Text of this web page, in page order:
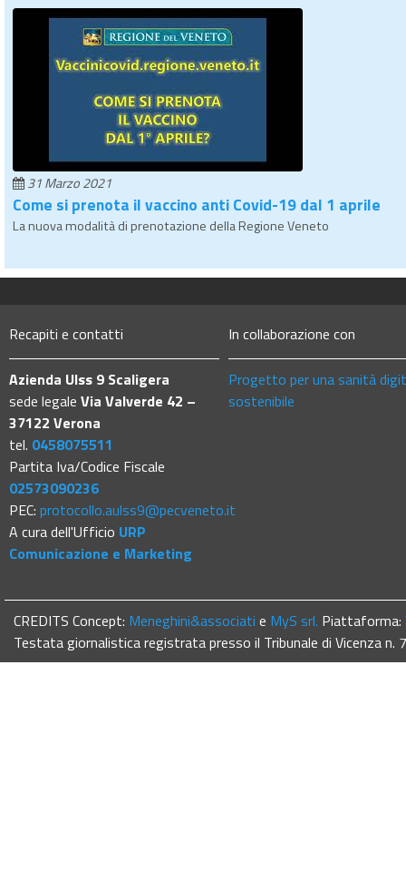
31 Marzo 2021
Come si prenota il vaccino anti Covid-19 dal 1 aprile
La nuova modalità di prenotazione della Regione Veneto
Recapiti e contatti
Azienda Ulss 9 Scaligera
sede legale Via Valverde 42 –
37122 Verona
tel. 0458075511
Partita Iva/Codice Fiscale
02573090236
PEC: protocollo.aulss9@pecveneto.it
A cura dell'Ufficio URP
Comunicazione e Marketing
In collaborazione con
Progetto per una sanità
sostenibile
CREDITS Concept: Meneghini&associati e MyS srl. Piattaforma:
Testata giornalistica registrata presso il Tribunale di Vicenza n.